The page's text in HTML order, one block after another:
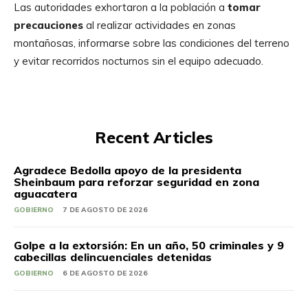
Las autoridades exhortaron a la población a tomar
precauciones al realizar actividades en zonas
montañosas, informarse sobre las condiciones del terreno
y evitar recorridos nocturnos sin el equipo adecuado.
Recent Articles
Agradece Bedolla apoyo de la presidenta
Sheinbaum para reforzar seguridad en zona
aguacatera
GOBIERNO 7 DE AGOSTO DE 2026
Golpe a la extorsión: En un año, 50 criminales y 9
cabecillas delincuenciales detenidas
GOBIERNO 6 DE AGOSTO DE 2026